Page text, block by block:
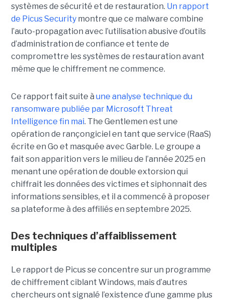
systèmes de sécurité et de restauration. Un rapport
de Picus Securitymontre que ce malware combine
l’auto-propagation avec l’utilisation abusive d’outils
d’administration de confiance et tente de
compromettre les systèmes de restauration avant
même que le chiffrement ne commence.
Ce rapport fait suite à une analyse technique du
ransomware publiée par Microsoft Threat
Intelligence fin mai. The Gentlemen est une
opération de rançongiciel en tant que service (RaaS)
écrite en Go et masquée avec Garble. Le groupe a
fait son apparition vers le milieu de l’année 2025 en
menant une opération de double extorsion qui
chiffrait les données des victimes et siphonnait des
informations sensibles, et il a commencé à proposer
sa plateforme à des affiliés en septembre 2025.
Des techniques d’affaiblissement
multiples
Le rapport de Picus se concentre sur un programme
de chiffrement ciblant Windows, mais d’autres
chercheurs ont signalé l’existence d’une gamme plus